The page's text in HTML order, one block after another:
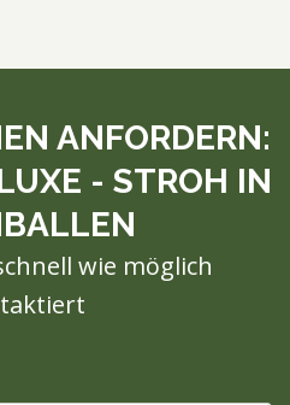
ANFORDERN:
- STROH IN
wie möglich